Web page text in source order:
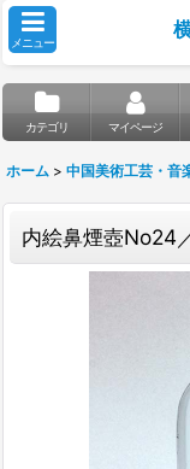
メニュー
カテゴリ マイページ
ホーム > 中国美術工芸・音
内絵鼻煙壺No24